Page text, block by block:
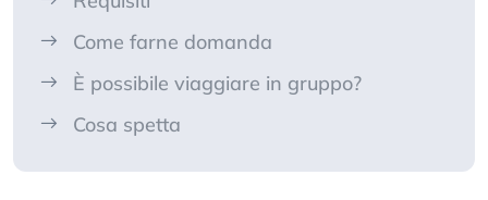
Come farne domanda
È possibile viaggiare in gruppo?
Cosa spetta